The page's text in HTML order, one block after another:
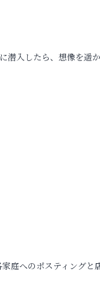
潜入したら、想像を遥
庭へのポスティングと